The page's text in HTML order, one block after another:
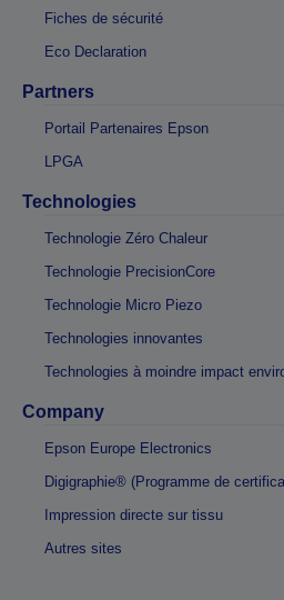
Fiches de sécurité
Eco Declaration
Partners
Portail Partenaires Epson
LPGA
Technologies
Technologie Zéro Chaleur
Technologie PrecisionCore
Technologie Micro Piezo
Technologies innovantes
Technologies à moindre impact
Company
Epson Europe Electronics
Digigraphie® (Programme de
Impression directe sur tissu
Autres sites